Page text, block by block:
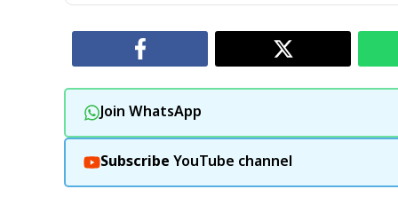
Join WhatsApp
Subscribe YouTube channel